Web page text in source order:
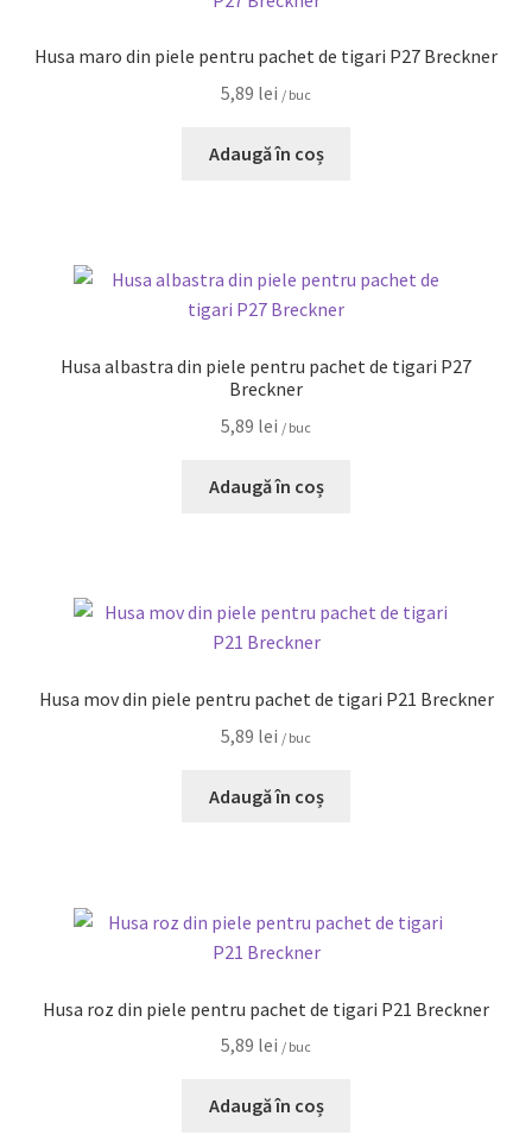
Husa maro din piele pentru pachet de tigari P27 Breckner
5,89 lei / buc
Adaugă în coș
Husa albastra din piele pentru pachet de tigari P27
Breckner
5,89 lei / buc
Adaugă în coș
Husa mov din piele pentru pachet de tigari P21 Breckner
5,89 lei / buc
Adaugă în coș
Husa roz din piele pentru pachet de tigari P21 Breckner
5,89 lei / buc
Adaugă în coș